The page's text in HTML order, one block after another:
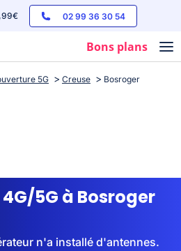
02 99 36 30 54
Bons plans
5G Creuse Bosroger
5G à Bosroger
n'a installé d'antennes.